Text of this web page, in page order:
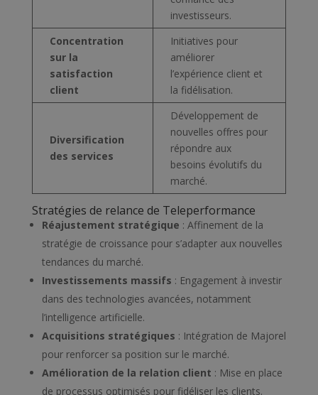
investisseurs.
Concentration
sur la
satisfaction
client
Initiatives pour
améliorer
l’expérience client et
la fidélisation.
Diversification
des services
Développement de
nouvelles offres pour
répondre aux
besoins évolutifs du
marché.
Stratégies de relance de Teleperformance
Réajustement stratégique : Affinement de la
stratégie de croissance pour s’adapter aux nouvelles
tendances du marché.
Investissements massifs : Engagement à investir
dans des technologies avancées, notamment
l’intelligence artificielle.
Acquisitions stratégiques : Intégration de Majorel
pour renforcer sa position sur le marché.
Amélioration de la relation client : Mise en place
de processus optimisés pour fidéliser les clients.